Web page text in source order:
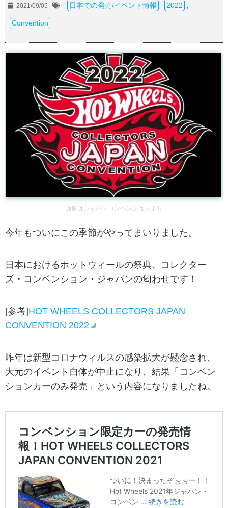
2021/09/05 - 日本での発売/イベント情報 2022
Convention
画像は ジャパンコンベンション より
今年もついにこの季節がやってまいりました。
日本におけるホットウィールの祭典、コレクター
ズ・コンベンション・ジャパンの匂わせです！
[参考]HOT WHEELS COLLECTORS JAPAN
CONVENTION 2022
昨年は新型コロナウィルスの感染拡大が懸念され、
大元のイベント自体が中止になり、結果「コンベン
ションカーのみ発売」という内容になりましたね。